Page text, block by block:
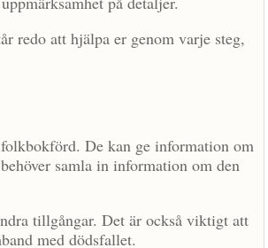
redo att hjälpa er genom varje steg,
De kan ge information om
samla in information om den
tillgångar. Det är också viktigt att
med dödsfallet.